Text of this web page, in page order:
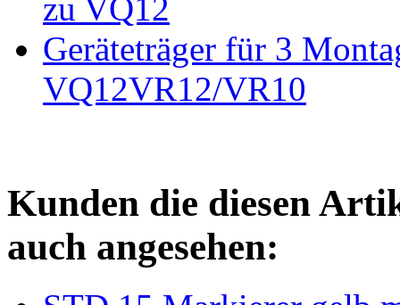
zu VQ12
Geräteträger für 3
VQ12VR12/VR10
Kunden die diesen
auch angesehen: